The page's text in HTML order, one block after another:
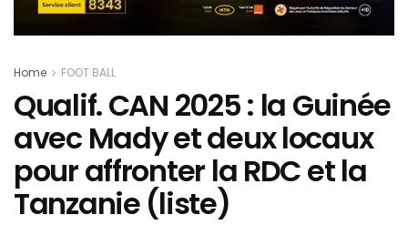
Home FOOT BALL
Qualif. CAN 2025 : la Guinée
avec Mady et deux locaux
pour affronter la RDC et la
Tanzanie (liste)